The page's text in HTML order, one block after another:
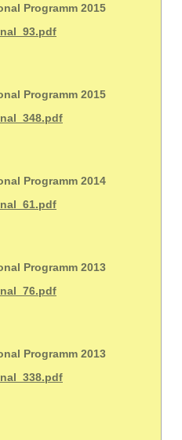
Programm 2015
Programm 2015
Programm 2014
Programm 2013
Programm 2013